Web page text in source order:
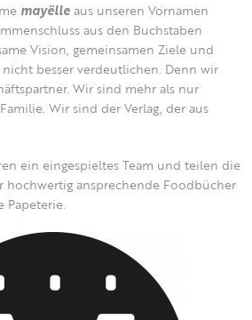
mayëlleaus unseren Vornamen
aus den Buchstaben
Vision, gemeinsamen Ziele und
besser verdeutlichen. Denn wir
Wir sind mehr als nur
Wir sind der Verlag, der aus
ein eingespieltes Team und teilen die
hochwertig ansprechende Foodbücher
Papeterie.